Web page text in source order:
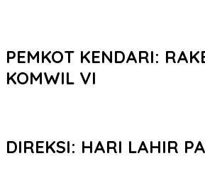
PEMKOT KENDARI:
KOMWIL VI
DIREKSI: HARI LAHIR